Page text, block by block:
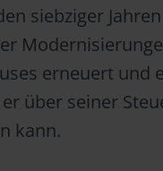
siebziger
erneuert und
über seiner
kann.